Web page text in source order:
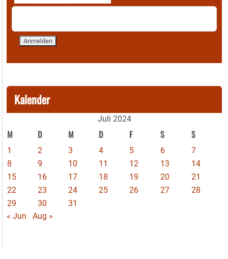
Kalender
Juli 2024
M D M D F S S
1 2 3 4 5 6
7
8
9 10 11 12 13
14
15
16 17 18 19 20
21
22
23 24 25 26 27
28
29
30
31
« Jun
Aug »